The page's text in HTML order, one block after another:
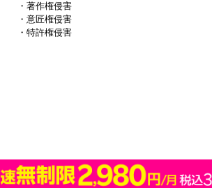
・著作権侵害
・意匠権侵害
・特許権侵害